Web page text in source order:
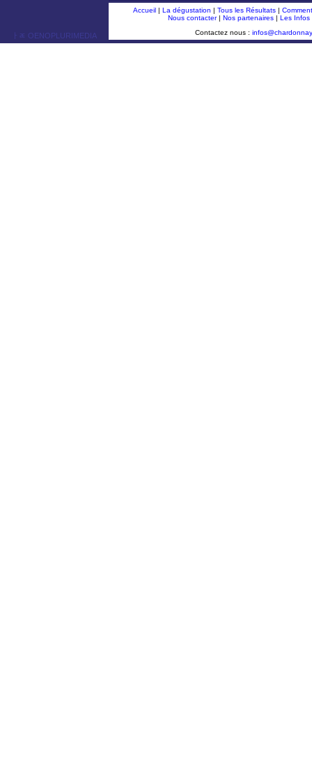
ￂﾮ OENOPLURIMEDIA
Accueil| La dégustation | Tous les Résultats|
Nous contacter| Nos partenaires| Les Infos
Contactez nous :